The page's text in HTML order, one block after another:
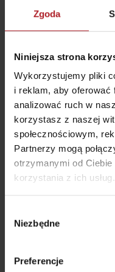
Zgoda
Niniejsza strona
Wykorzystujemy pliki
i reklam, aby oferować
analizować ruch w
korzystasz z naszej
społecznościowym,
Partnerzy mogą
otrzymanymi od
korzystania z ich usług.
zgody
Niezbędne
Preferencje
Liptovská Osada
Bistro Železnô
Partizánska Ľupča
Koliba pod Vlkolíncom